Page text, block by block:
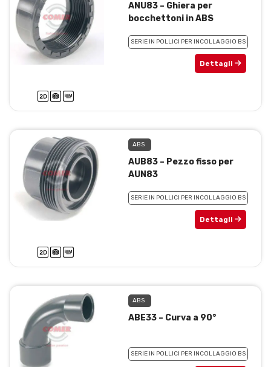
ANU83 – Ghiera per
bocchettoni in ABS
SERIE IN POLLICI PER INCOLLAGGIO BS
Dettagli
ABS
AUB83 – Pezzo fisso per
AUN83
SERIE IN POLLICI PER INCOLLAGGIO BS
Dettagli
ABS
ABE33 – Curva a 90°
SERIE IN POLLICI PER INCOLLAGGIO BS